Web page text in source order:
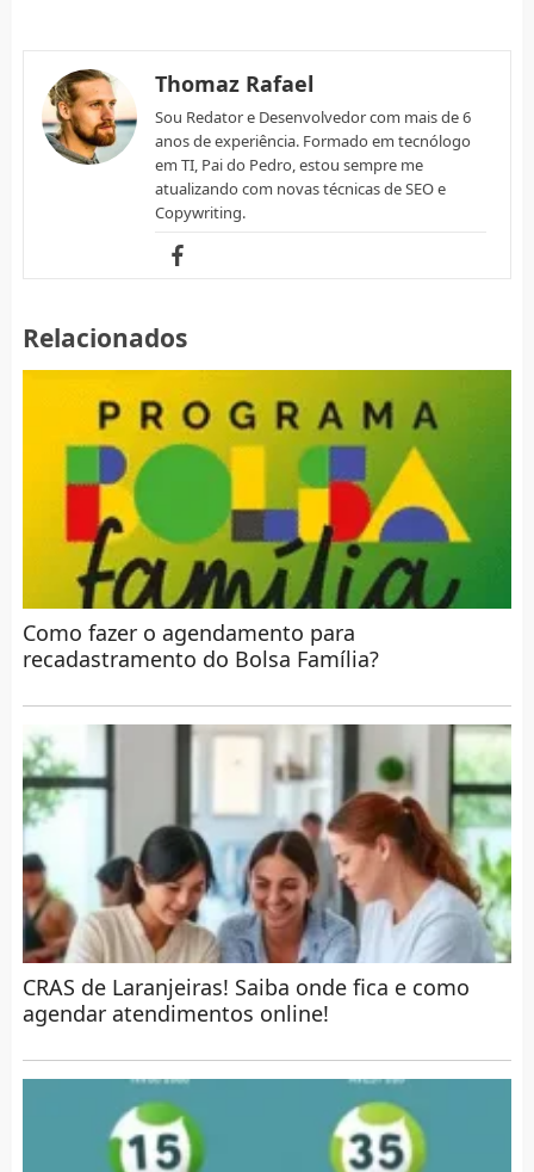
Thomaz Rafael
Sou Redator e Desenvolvedor com mais de 6
anos de experiência. Formado em tecnólogo
em TI, Pai do Pedro, estou sempre me
atualizando com novas técnicas de SEO e
Copywriting.
Relacionados
Como fazer o agendamento para
recadastramento do Bolsa Família?
CRAS de Laranjeiras! Saiba onde fica e como
agendar atendimentos online!